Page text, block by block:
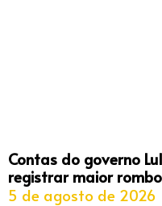
Contas do governo
registrar maior
5 de agosto de 2026